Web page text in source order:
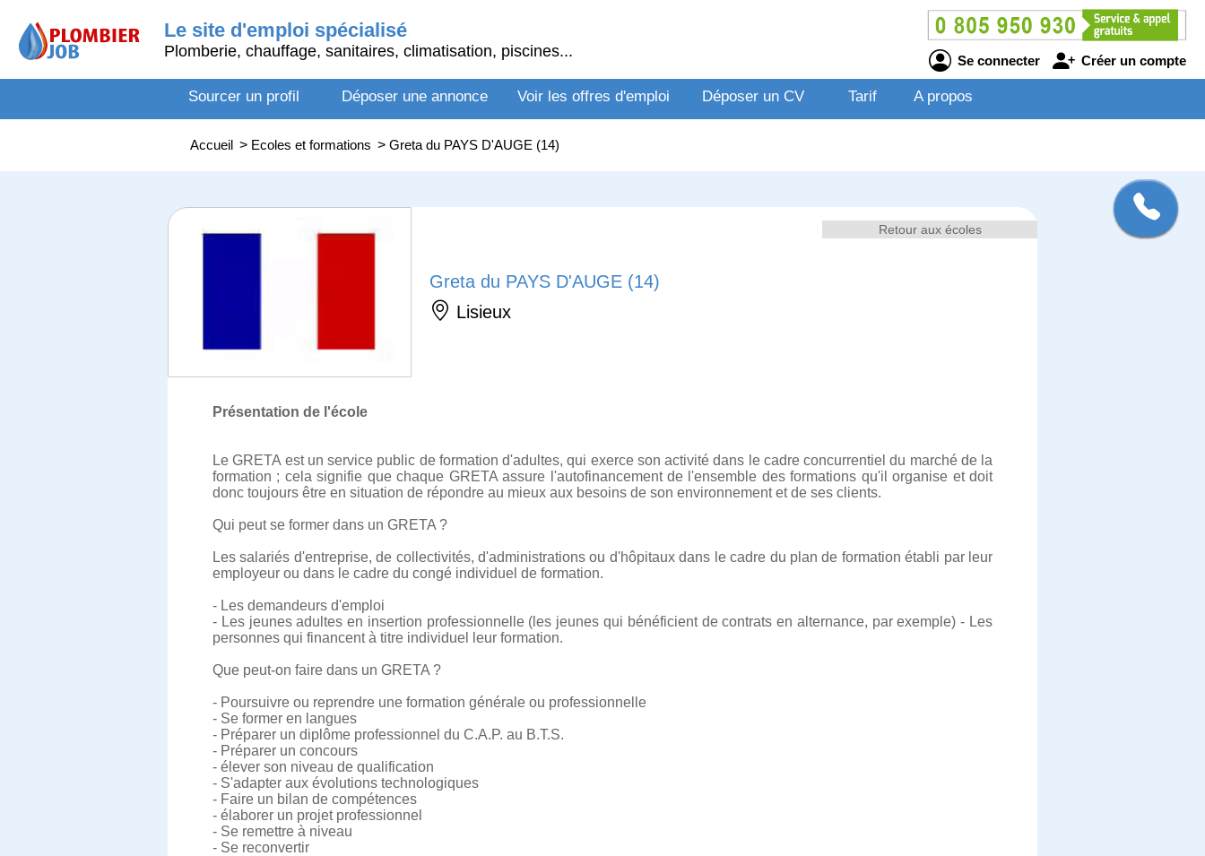
Le site d'emploi spécialisé
Plomberie, chauffage, sanitaires, climatisation, piscines...
Se connecter Créer un compte
Sourcer un profil Déposer une annonce Voir les offres d'emploi Déposer un CV Tarif A propos
Accueil > Ecoles et formations > Greta du PAYS D'AUGE (14)
Retour aux écoles
Greta du PAYS D'AUGE (14)
Lisieux
Présentation de l'école
Le GRETA est un service public de formation d'adultes, qui exerce son activité dans le cadre concurrentiel du marché de la
formation ; cela signifie que chaque GRETA assure l'autofinancement de l'ensemble des formations qu'il organise et doit
donc toujours être en situation de répondre au mieux aux besoins de son environnement et de ses clients.
Qui peut se former dans un GRETA ?
Les salariés d'entreprise, de collectivités, d'administrations ou d'hôpitaux dans le cadre du plan de formation établi par leur
employeur ou dans le cadre du congé individuel de formation.
- Les demandeurs d'emploi
- Les jeunes adultes en insertion professionnelle (les jeunes qui bénéficient de contrats en alternance, par exemple) - Les
personnes qui financent à titre individuel leur formation.
Que peut-on faire dans un GRETA ?
- Poursuivre ou reprendre une formation générale ou professionnelle
- Se former en langues
- Préparer un diplôme professionnel du C.A.P. au B.T.S.
- Préparer un concours
- élever son niveau de qualification
- S'adapter aux évolutions technologiques
- Faire un bilan de compétences
- élaborer un projet professionnel
- Se remettre à niveau
- Se reconvertir